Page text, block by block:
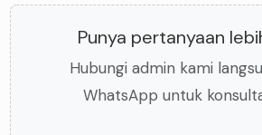
Punya pertanyaan
Hubungi admin kami
WhatsApp untuk